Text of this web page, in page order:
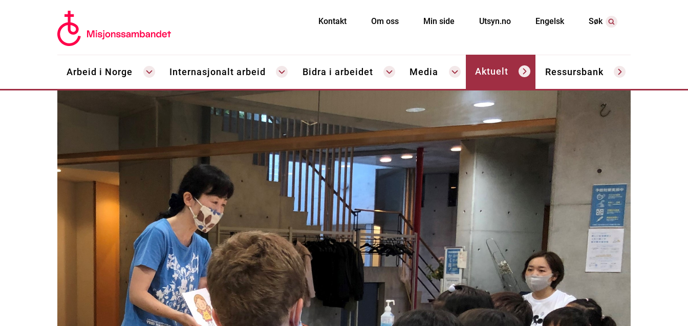
Kontakt Om oss Min side Utsyn.no Engelsk Søk
Arbeid i Norge Internasjonalt arbeid Bidra i arbeidet Media Aktuelt Ressursbank